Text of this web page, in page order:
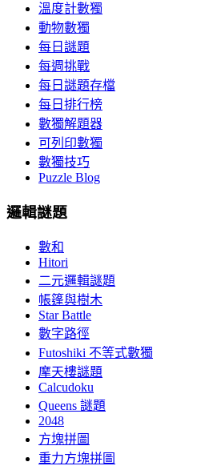
溫度計數獨
動物數獨
每日謎題
每週挑戰
每日謎題存檔
每日排行榜
數獨解題器
可列印數獨
數獨技巧
Puzzle Blog
邏輯謎題
數和
Hitori
二元邏輯謎題
帳篷與樹木
Star Battle
數字路徑
Futoshiki 不等式數獨
摩天樓謎題
Calcudoku
Queens 謎題
2048
方塊拼圖
重力方塊拼圖